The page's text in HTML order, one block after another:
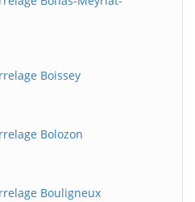
Boissey
Bolozon
Bouligneux